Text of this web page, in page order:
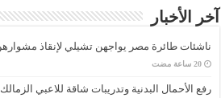
آخر الأخبار
ناشئات طائرة مصر يواجهن تشيلي لإنقاذ
‏20 ساعة مضت
رفع الأحمال البدنية وتدريبات شاقة للاعبي